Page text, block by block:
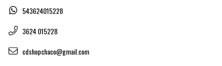
543624015228
3624 015228
cdshopchaco@gmail.com